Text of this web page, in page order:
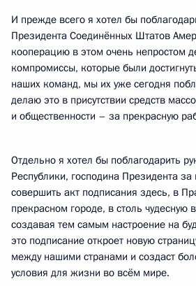
И прежде всего я хотел бы
Президента Соединённых Штатов
кооперацию в этом очень непростом
компромиссы, которые были
наших команд, мы их уже сегодня
делаю это в присутствии средств
и общественности – за прекрасную
Отдельно я хотел бы поблагодарить
Республики, господина Президента
совершить акт подписания здесь, в
прекрасном городе, в столь чудесную
создавая тем самым настроение на
это подписание откроет новую
между нашими странами и создаст
условия для жизни во всём мире.